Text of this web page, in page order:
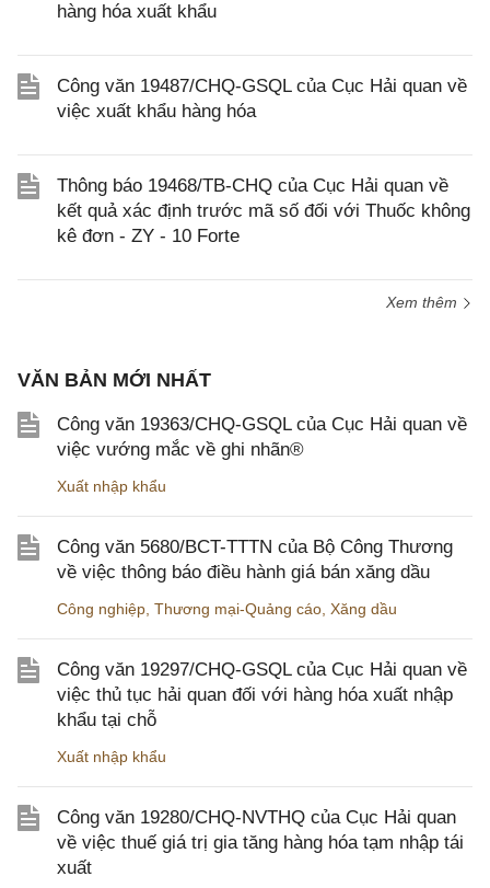
hàng hóa xuất khẩu
Công văn 19487/CHQ-GSQL của Cục Hải quan về
việc xuất khẩu hàng hóa
Thông báo 19468/TB-CHQ của Cục Hải quan về
kết quả xác định trước mã số đối với Thuốc không
kê đơn - ZY - 10 Forte
Xem thêm
VĂN BẢN MỚI NHẤT
Công văn 19363/CHQ-GSQL của Cục Hải quan về
việc vướng mắc về ghi nhãn®
Xuất nhập khẩu
Công văn 5680/BCT-TTTN của Bộ Công Thương
về việc thông báo điều hành giá bán xăng dầu
Công nghiệp Thương mại-Quảng cáo Xăng dầu
Công văn 19297/CHQ-GSQL của Cục Hải quan về
việc thủ tục hải quan đối với hàng hóa xuất nhập
khẩu tại chỗ
Xuất nhập khẩu
Công văn 19280/CHQ-NVTHQ của Cục Hải quan
về việc thuế giá trị gia tăng hàng hóa tạm nhập tái
xuất